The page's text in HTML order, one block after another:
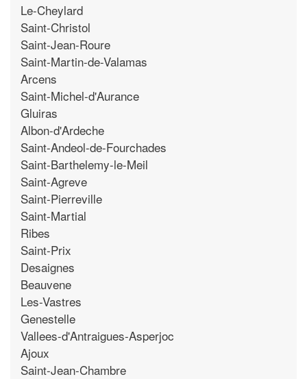
Le-Cheylard
Saint-Christol
Saint-Jean-Roure
Saint-Martin-de-Valamas
Arcens
Saint-Michel-d'Aurance
Gluiras
Albon-d'Ardeche
Saint-Andeol-de-Fourchades
Saint-Barthelemy-le-Meil
Saint-Agreve
Saint-Pierreville
Saint-Martial
Ribes
Saint-Prix
Desaignes
Beauvene
Les-Vastres
Genestelle
Vallees-d'Antraigues-Asperjoc
Ajoux
Saint-Jean-Chambre